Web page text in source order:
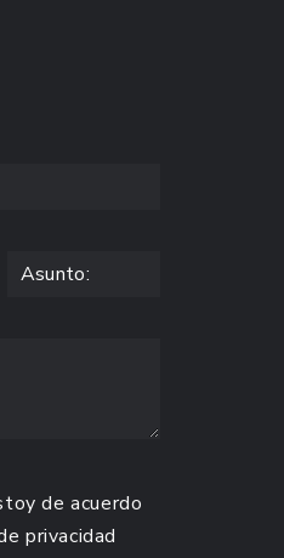
de acuerdo
privacidad